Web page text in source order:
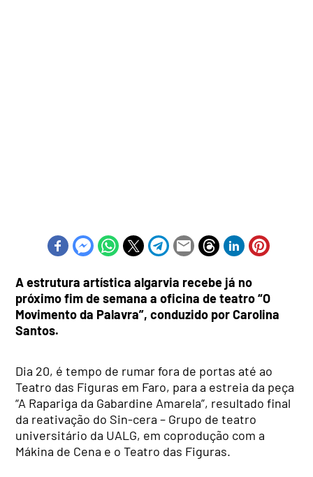
A estrutura artística algarvia recebe já no
próximo fim de semana a oficina de teatro “O
Movimento da Palavra”, conduzido por Carolina
Santos.
Dia 20, é tempo de rumar fora de portas até ao
Teatro das Figuras em Faro, para a estreia da peça
“A Rapariga da Gabardine Amarela”, resultado final
da reativação do Sin-cera – Grupo de teatro
universitário da UALG, em coprodução com a
Mákina de Cena e o Teatro das Figuras.